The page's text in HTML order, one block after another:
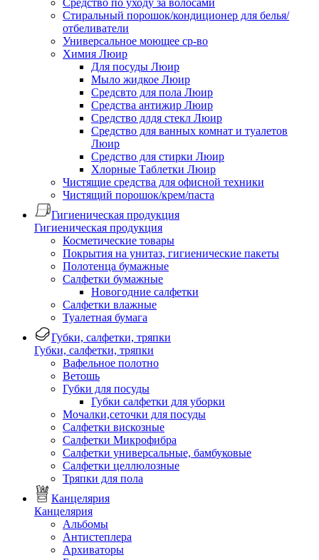
Средство по уходу за волосами
Стиральный порошок/кондиционер для белья/
отбеливатели
Универсальное моющее ср-во
Химия Люир
Для посуды Люир
Мыло жидкое Люир
Средсвто для пола Люир
Средства антижир Люир
Средство длдя стекл Люир
Средство для ванных комнат и туалетов
Люир
Средство для стирки Люир
Хлорные Таблетки Люир
Чистящие средства для офисной техники
Чистящий порошок/крем/паста
Гигиеническая продукция
Гигиеническая продукция
Косметические товары
Покрытия на унитаз, гигиенические пакеты
Полотенца бумажные
Салфетки бумажные
Новогодние салфетки
Салфетки влажные
Туалетная бумага
Губки, салфетки, тряпки
Губки, салфетки, тряпки
Вафельное полотно
Ветошь
Губки для посуды
Губки салфетки для уборки
Мочалки,сеточки для посуды
Салфетки вискозные
Салфетки Микрофибра
Салфетки универсальные, бамбуковые
Салфетки целлюлозные
Тряпки для пола
Канцелярия
Канцелярия
Альбомы
Антистеплера
Архиваторы